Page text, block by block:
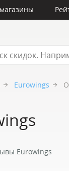
Eurowings
Eurowings